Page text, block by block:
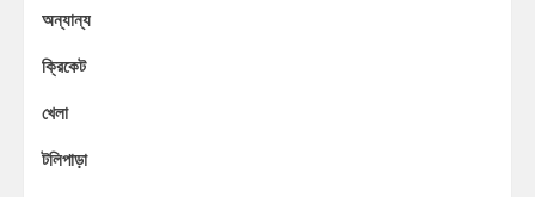
অন্যান্য
ক্রিকেট
খেলা
টলিপাড়া